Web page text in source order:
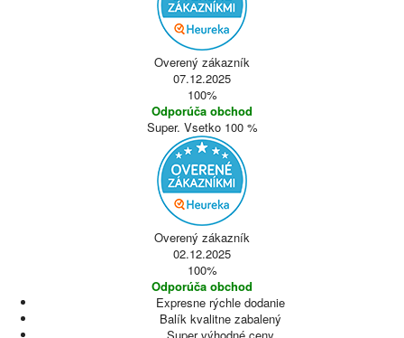
Overený zákazník
07.12.2025
100%
Odporúča obchod
Super. Vsetko 100 %
Overený zákazník
02.12.2025
100%
Odporúča obchod
Expresne rýchle dodanie
Balík kvalitne zabalený